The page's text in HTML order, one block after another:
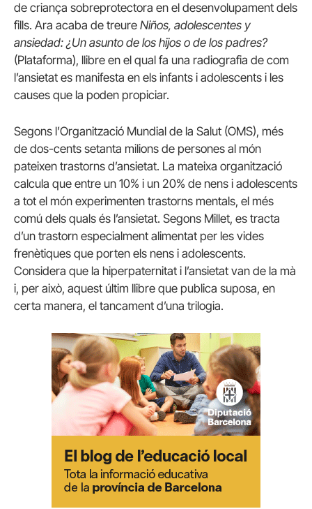
de criança sobreprotectora en el desenvolupament dels
fills. Ara acaba de treure Niños, adolescentes y
ansiedad: ¿Un asunto de los hijos o de los padres?
(Plataforma), llibre en el qual fa una radiografia de com
l’ansietat es manifesta en els infants i adolescents i les
causes que la poden propiciar.
Segons l’Organització Mundial de la Salut (OMS), més
de dos-cents setanta milions de persones al món
pateixen trastorns d’ansietat. La mateixa organització
calcula que entre un 10% i un 20% de nens i adolescents
a tot el món experimenten trastorns mentals, el més
comú dels quals és l’ansietat. Segons Millet, es tracta
d’un trastorn especialment alimentat per les vides
frenètiques que porten els nens i adolescents.
Considera que la hiperpaternitat i l’ansietat van de la mà
i, per això, aquest últim llibre que publica suposa, en
certa manera, el tancament d’una trilogia.